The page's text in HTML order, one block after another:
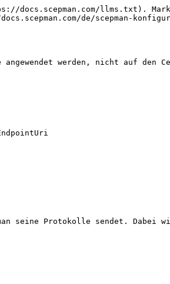
llms.txt).
de/scepman-
werden, nicht auf
seine Protokolle sendet. Dabei